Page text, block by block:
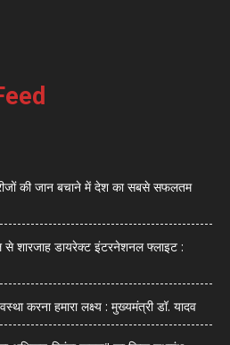
की जान बचाने में देश का सबसे सफलतम
से शारजाह डायरेक्ट इंटरनेशनल फ्लाइट :
करना हमारा लक्ष्य : मुख्यमंत्री डॉ. यादव